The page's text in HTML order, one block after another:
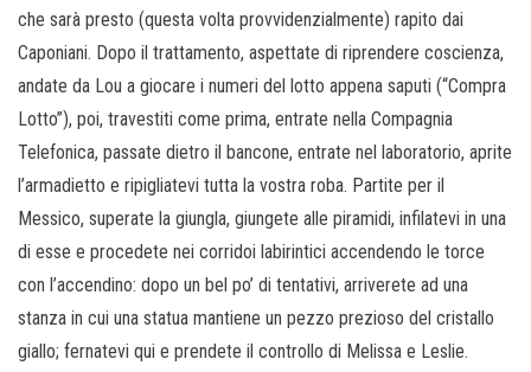
che sarà presto (questa volta provvidenzialmente) rapito dai
Caponiani. Dopo il trattamento, aspettate di riprendere coscienza,
andate da Lou a giocare i numeri del lotto appena saputi (“Compra
Lotto”), poi, travestiti come prima, entrate nella Compagnia
Telefonica, passate dietro il bancone, entrate nel laboratorio, aprite
l’armadietto e ripigliatevi tutta la vostra roba. Partite per il
Messico, superate la giungla, giungete alle piramidi, infilatevi in una
di esse e procedete nei corridoi labirintici accendendo le torce
con l’accendino: dopo un bel po’ di tentativi, arriverete ad una
stanza in cui una statua mantiene un pezzo prezioso del cristallo
giallo; fernatevi qui e prendete il controllo di Melissa e Leslie.